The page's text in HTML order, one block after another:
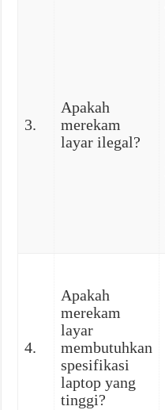
3.
Apakah
merekam
layar ilegal?
4.
Apakah
merekam
layar
membutuhkan
spesifikasi
laptop yang
tinggi?